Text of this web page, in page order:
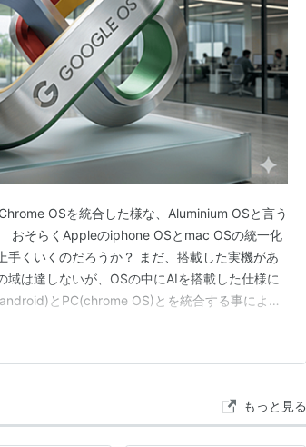
ショットを撮る
トのヘルプページ
OSを統合した様な、Aluminium OSと言う
おそらくAppleのiphone OSとmac OSの統一化
手くいくのだろうか？ まだ、搭載した実機があ
域は達しないが、OSの中にAIを搭載した仕様に
とPC(chrome OS)とを統合する事によっ
だろう。 ただ、少し心…
もっと見る